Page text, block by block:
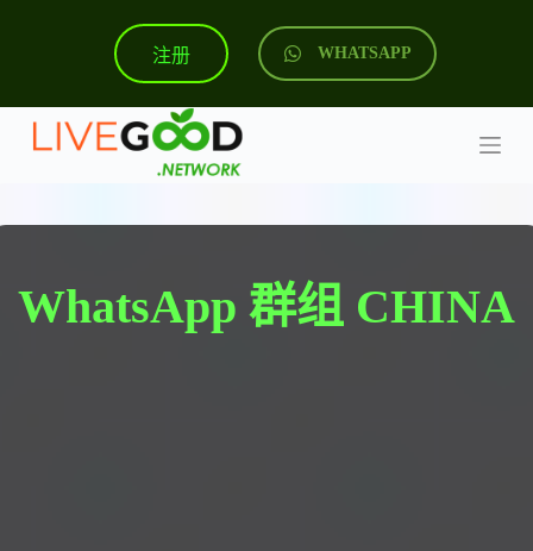
容
注册 WHATSAPP
WhatsApp 群组 CHINA